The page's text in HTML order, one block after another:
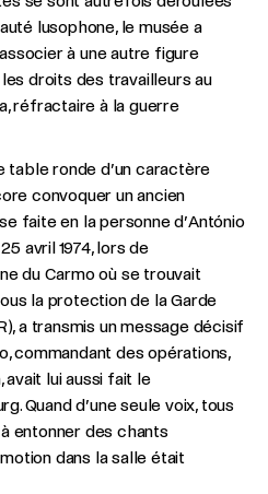
lusophone, le musée a
à une autre figure
droits des travailleurs au
réfractaire à la guerre
table ronde d’un caractère
convoquer un ancien
faite en la personne d’António
avril 1974, lors de
du Carmo où se trouvait
la protection de la Garde
a transmis un message décisif
commandant des opérations,
avait lui aussi fait le
Quand d’une seule voix, tous
entonner des chants
dans la salle était